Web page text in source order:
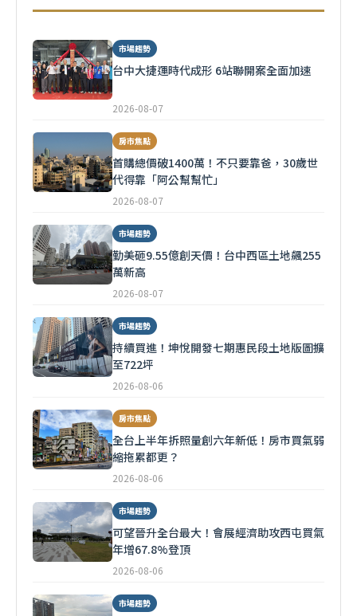
市場趨勢
台中大捷運時代成形 6站聯開案全面加速
2026-08-07
房市焦點
首購總價破1400萬！不只要靠爸，30歲世
代得靠「阿公幫幫忙」
2026-08-07
市場趨勢
勤美砸9.55億創天價！台中西區土地飆255
萬新高
2026-08-07
市場趨勢
持續買進！坤悅開發七期惠民段土地版圖擴
至722坪
2026-08-06
房市焦點
全台上半年拆照量創六年新低！房市買氣弱
縮拖累都更？
2026-08-06
市場趨勢
可望晉升全台最大！會展經濟助攻西屯買氣
年增67.8%登頂
2026-08-06
市場趨勢